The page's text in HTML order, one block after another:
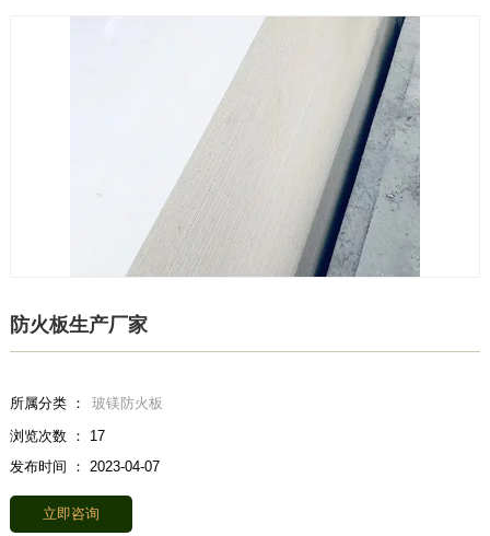
防火板生产厂家
所属分类 ：
玻镁防火板
浏览次数 ： 17
发布时间 ： 2023-04-07
立即咨询